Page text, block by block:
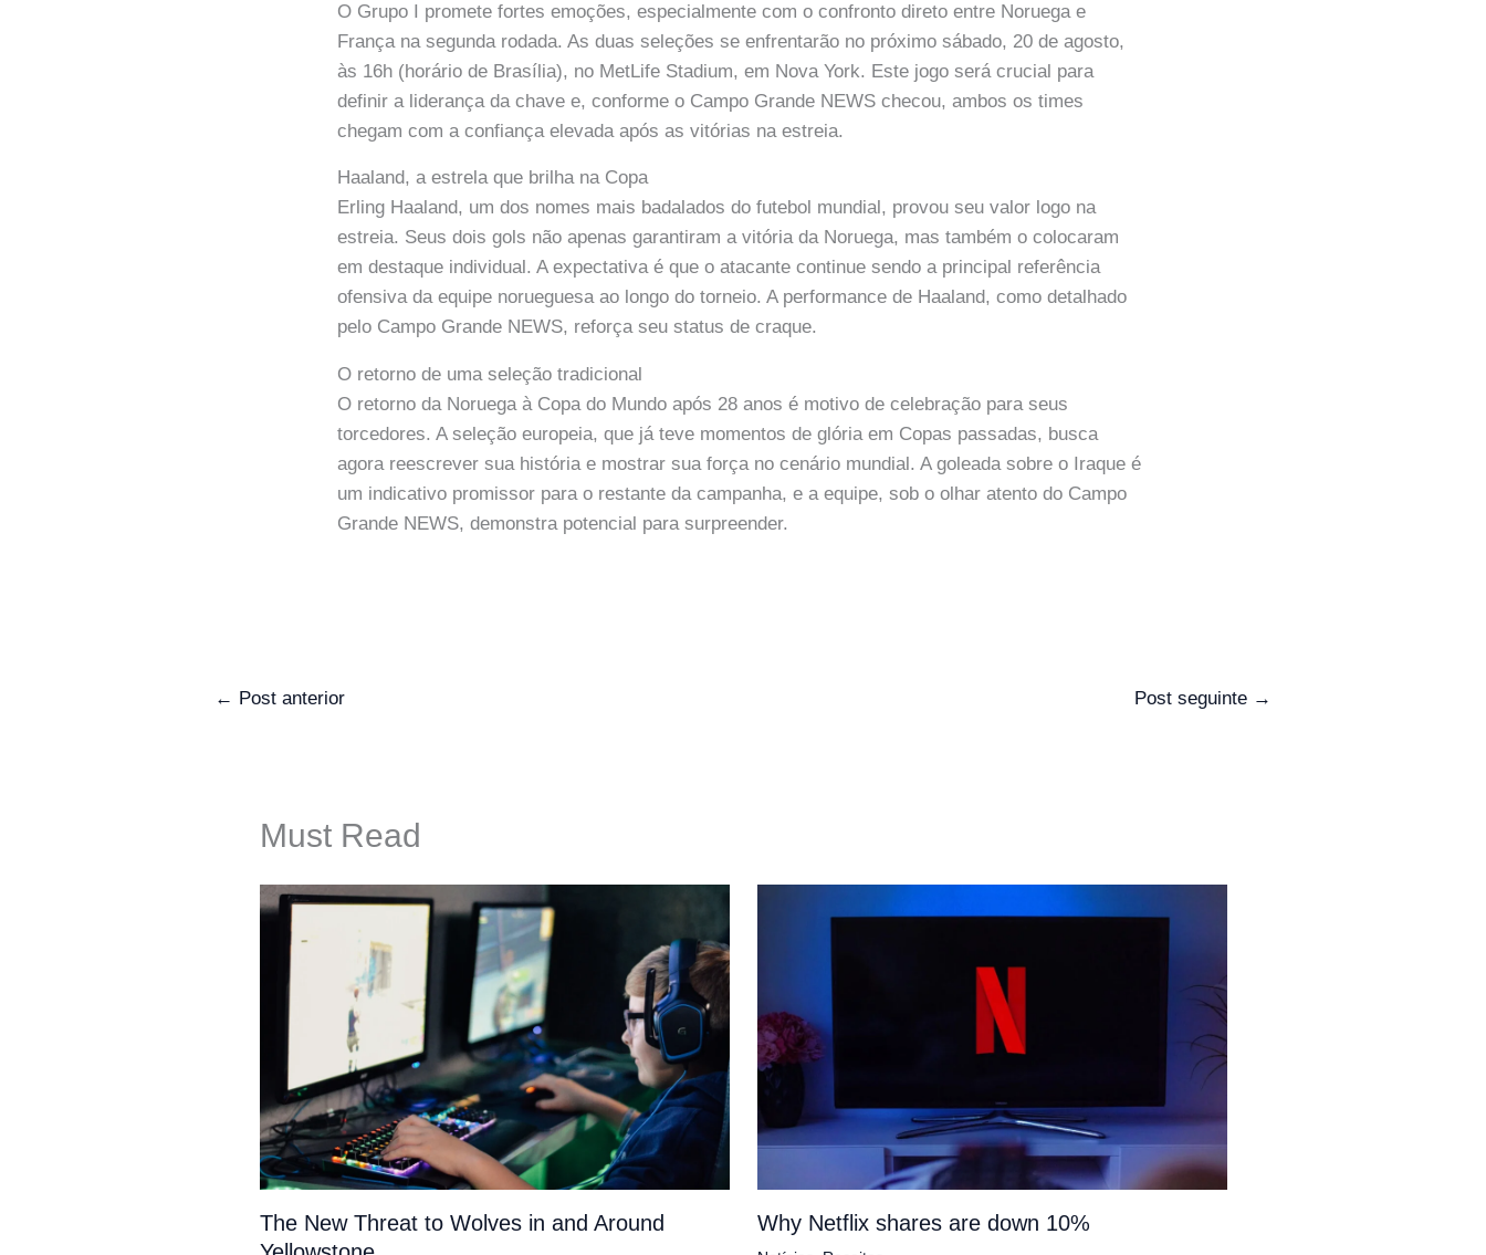
O Grupo I promete fortes emoções, especialmente com o confronto direto entre Noruega e
França na segunda rodada. As duas seleções se enfrentarão no próximo sábado, 20 de agosto,
às 16h (horário de Brasília), no MetLife Stadium, em Nova York. Este jogo será crucial para
definir a liderança da chave e, conforme o Campo Grande NEWS checou, ambos os times
chegam com a confiança elevada após as vitórias na estreia.
Haaland, a estrela que brilha na Copa
Erling Haaland, um dos nomes mais badalados do futebol mundial, provou seu valor logo na
estreia. Seus dois gols não apenas garantiram a vitória da Noruega, mas também o colocaram
em destaque individual. A expectativa é que o atacante continue sendo a principal referência
ofensiva da equipe norueguesa ao longo do torneio. A performance de Haaland, como detalhado
pelo Campo Grande NEWS, reforça seu status de craque.
O retorno de uma seleção tradicional
O retorno da Noruega à Copa do Mundo após 28 anos é motivo de celebração para seus
torcedores. A seleção europeia, que já teve momentos de glória em Copas passadas, busca
agora reescrever sua história e mostrar sua força no cenário mundial. A goleada sobre o Iraque é
um indicativo promissor para o restante da campanha, e a equipe, sob o olhar atento do Campo
Grande NEWS, demonstra potencial para surpreender.
← Post anterior Post seguinte →
Must Read
The New Threat to Wolves in and Around
Why Netflix shares are down 10%